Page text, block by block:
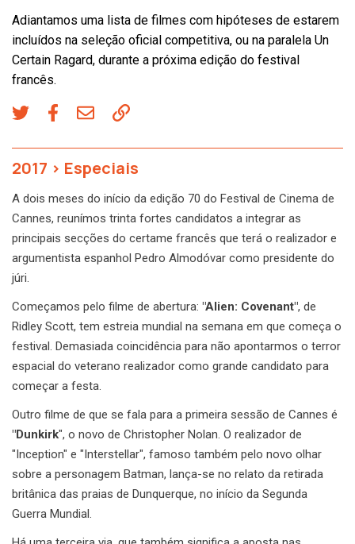
Adiantamos uma lista de filmes com hipóteses de estarem
incluídos na seleção oficial competitiva, ou na paralela Un
Certain Ragard, durante a próxima edição do festival
francês.
2017 > Especiais
A dois meses do início da edição 70 do Festival de Cinema de
Cannes, reunímos trinta fortes candidatos a integrar as
principais secções do certame francês que terá o realizador e
argumentista espanhol Pedro Almodóvar como presidente do
júri.
Começamos pelo filme de abertura: "Alien: Covenant", de
Ridley Scott, tem estreia mundial na semana em que começa o
festival. Demasiada coincidência para não apontarmos o terror
espacial do veterano realizador como grande candidato para
começar a festa.
Outro filme de que se fala para a primeira sessão de Cannes é
"Dunkirk", o novo de Christopher Nolan. O realizador de
"Inception" e "Interstellar", famoso também pelo novo olhar
sobre a personagem Batman, lança-se no relato da retirada
britânica das praias de Dunquerque, no início da Segunda
Guerra Mundial.